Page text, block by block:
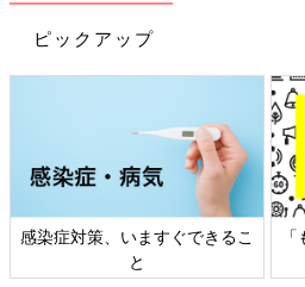
ピックアップ
感染症対策、いますぐできるこ
と